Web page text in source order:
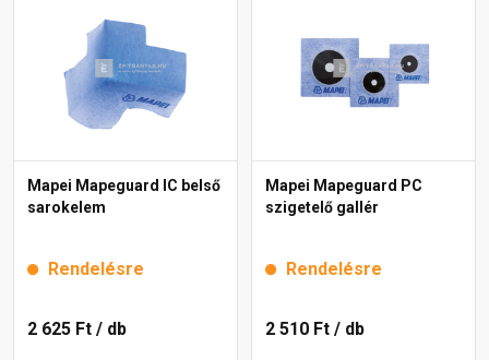
Mapei Mapeguard IC belső
sarokelem
Rendelésre
2 625 Ft / db
Mapei Mapeguard PC
szigetelő gallér
Rendelésre
2 510 Ft / db